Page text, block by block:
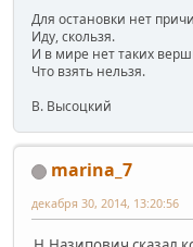
Для остановки нет
Иду, скользя.
И в мире нет таких
Что взять нельзя.
В. Высоцкий
marina_7
декабря 30, 2014, 13:20:56